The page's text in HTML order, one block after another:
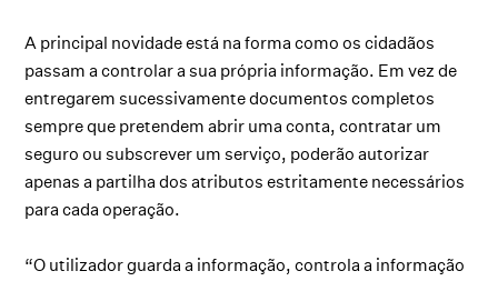
A principal novidade está na forma como os cidadãos
passam a controlar a sua própria informação. Em vez de
entregarem sucessivamente documentos completos
sempre que pretendem abrir uma conta, contratar um
seguro ou subscrever um serviço, poderão autorizar
apenas a partilha dos atributos estritamente necessários
para cada operação.
“O utilizador guarda a informação, controla a informação